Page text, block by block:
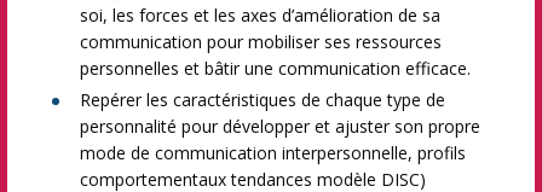
soi, les forces et les axes d’amélioration de sa
communication pour mobiliser ses ressources
personnelles et bâtir une communication efficace.
Repérer les caractéristiques de chaque type de
personnalité pour développer et ajuster son propre
mode de communication interpersonnelle, profils
comportementaux tendances modèle DISC)